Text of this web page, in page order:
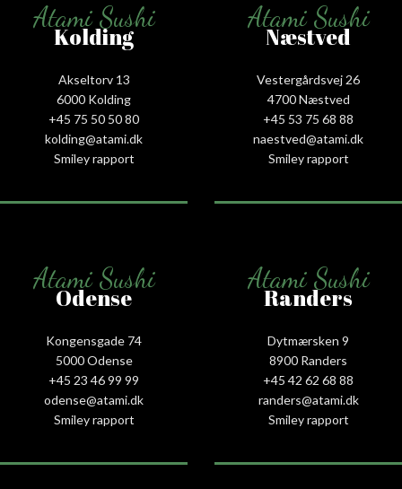
Atami Sushi
Kolding
Akseltorv 13
6000 Kolding
+45 75 50 50 80
kolding@atami.dk
Smiley rapport
Atami Sushi
Næstved
Vestergårdsvej 26
4700 Næstved
+45 53 75 68 88
naestved@atami.dk
Smiley rapport
Atami Sushi
Odense
Kongensgade 74
5000 Odense
+45 23 46 99 99
odense@atami.dk
Smiley rapport
Atami Sushi
Randers
Dytmærsken 9
8900 Randers
+45 42 62 68 88
randers@atami.dk
Smiley rapport